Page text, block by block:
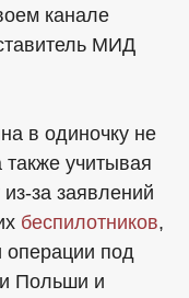
канале
МИД
в одиночку не
учитывая
за заявлений
беспилотников,
операции под
Польши и